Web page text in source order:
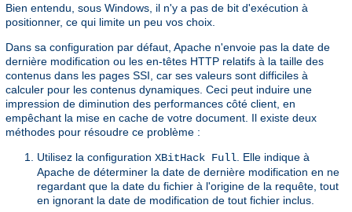
Bien entendu, sous Windows, il n'y a pas de bit d'exécution à
positionner, ce qui limite un peu vos choix.
Dans sa configuration par défaut, Apache n'envoie pas la date de
dernière modification ou les en-têtes HTTP relatifs à la taille des
contenus dans les pages SSI, car ses valeurs sont difficiles à
calculer pour les contenus dynamiques. Ceci peut induire une
impression de diminution des performances côté client, en
empêchant la mise en cache de votre document. Il existe deux
méthodes pour résoudre ce problème :
Utilisez la configuration XBitHack Full . Elle indique à
Apache de déterminer la date de dernière modification en ne
regardant que la date du fichier à l'origine de la requête, tout
en ignorant la date de modification de tout fichier inclus.